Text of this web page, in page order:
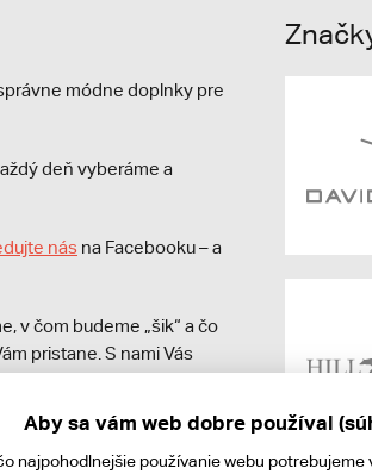
módne doplnky pre
deň vyberáme a
nás na Facebooku – a
v čom budeme „šik“ a čo
pristane. S nami Vás
Aby sa vám web dobre používal
najpohodlnejšie používanie webu potrebujeme